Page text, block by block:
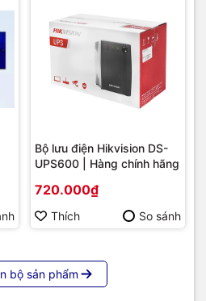
Bộ lưu điện Hikvision DS-
UPS600 | Hàng chính hãng
720.000₫
Thích So sánh
bộ sản phẩm